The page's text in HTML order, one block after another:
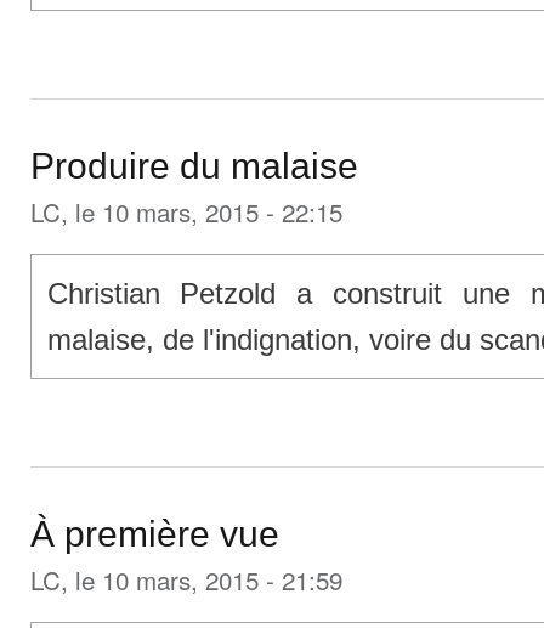
Produire du malaise
LC, le 10 mars, 2015 - 22:15
Christian Petzold a construit une
malaise, de l'indignation, voire du
À première vue
LC, le 10 mars, 2015 - 21:59